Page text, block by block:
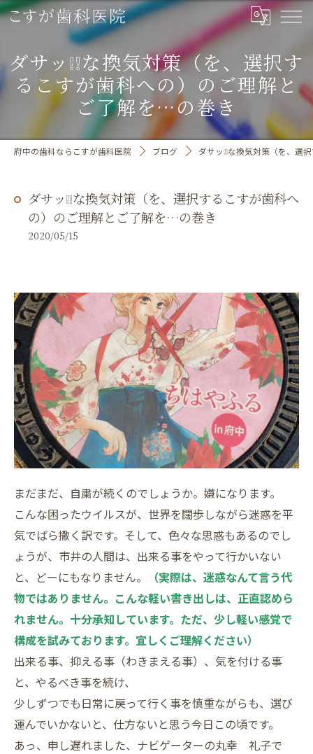
ダサッ❕❕な換気対策（を、選択す
るこすが歯科への）のご理解と
ご了解を…の巻き
府中の歯科ならこすが歯科医院 ブログ ダサッ❕❕な換気対策（を、
ダサッ❕❕な換気対策（を、選択するこすが歯科へ
の）のご理解とご了解を…の巻き
2020/05/15
まだまだ、自粛が続くのでしょうか。嫌になります。
こんな困ったウイルスが、世界を闊歩しながら迷惑を平
気でばら撒く訳です。そして、色々な思惑もあるのでし
ょうが、市井の人間は、出来る事をやって行かいない
と、どーにもなりません。
（実際は、迷惑なんて言う代
物ではありません。こんな軽い書き出しは、正直認めら
れません。十分承知しています。ただ、少し軽い感覚で
構成を試みております。宜しくご理解ください）
出来る事、抑える事（わきまえる事）、気を付ける事
と、やるべき事を続け、
少しずつでも日常に戻って行く事を慎重ながらも、選び
運んでいかないと、仕方ないと思う今日この頃です。
あっ、申し遅れました、ナビゲーターの丸幸 礼子で